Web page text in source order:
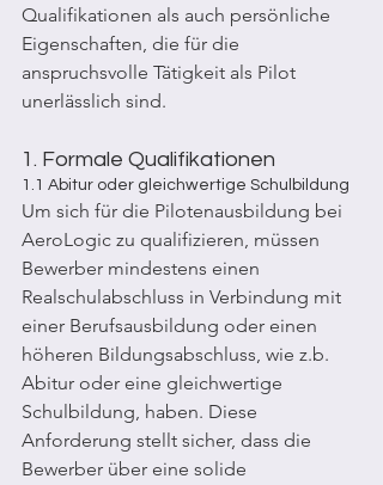
Qualifikationen als auch persönliche
Eigenschaften, die für die
anspruchsvolle Tätigkeit als Pilot
unerlässlich sind.
1. Formale Qualifikationen
1.1 Abitur oder gleichwertige Schulbildung
Um sich für die Pilotenausbildung bei
AeroLogic zu qualifizieren, müssen
Bewerber mindestens einen
Realschulabschluss in Verbindung mit
einer Berufsausbildung oder einen
höheren Bildungsabschluss, wie z.b.
Abitur oder eine gleichwertige
Schulbildung, haben. Diese
Anforderung stellt sicher, dass die
Bewerber über eine solide